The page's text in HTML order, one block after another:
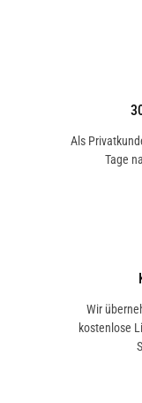
Als
Tage
Wir
kostenlose